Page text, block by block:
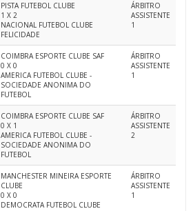
PISTA FUTEBOL CLUBE
1 X 2
NACIONAL FUTEBOL CLUBE
FELICIDADE
ÁRBITRO
ASSISTENTE
1
COIMBRA ESPORTE CLUBE SAF
0 X 0
AMERICA FUTEBOL CLUBE -
SOCIEDADE ANONIMA DO
FUTEBOL
ÁRBITRO
ASSISTENTE
1
COIMBRA ESPORTE CLUBE SAF
0 X 1
AMERICA FUTEBOL CLUBE -
SOCIEDADE ANONIMA DO
FUTEBOL
ÁRBITRO
ASSISTENTE
2
MANCHESTER MINEIRA ESPORTE
CLUBE
0 X 0
DEMOCRATA FUTEBOL CLUBE
ÁRBITRO
ASSISTENTE
1